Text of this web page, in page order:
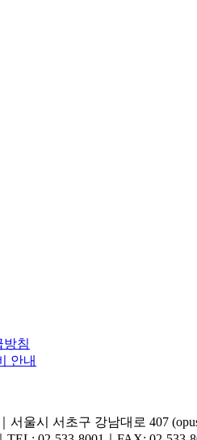
방침
안내
서울시 서초구 강남대로 407